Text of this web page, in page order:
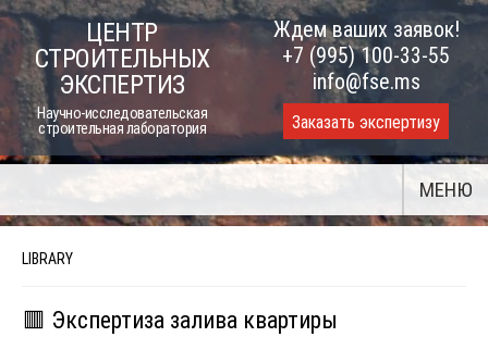
Skip
to
content
ЦЕНТР
СТРОИТЕЛЬНЫХ
ЭКСПЕРТИЗ
Научно-исследовательская
строительная лаборатория
Ждем ваших заявок!
+7 (995) 100-33-55
info@fse.ms
Заказать экспертизу
МЕНЮ
LIBRARY
🟥 Экспертиза залива квартиры